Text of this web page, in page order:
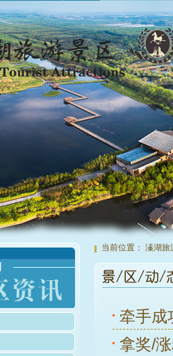
当前位置： 溱湖旅
牵手成
拿奖/